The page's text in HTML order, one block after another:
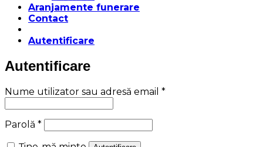
Aranjamente funerare
Contact
Autentificare
Autentificare
Nume utilizator sau adresă email *Obligatoriu
Parolă *Obligatoriu